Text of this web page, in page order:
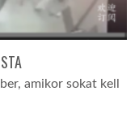
amikor sokat kell